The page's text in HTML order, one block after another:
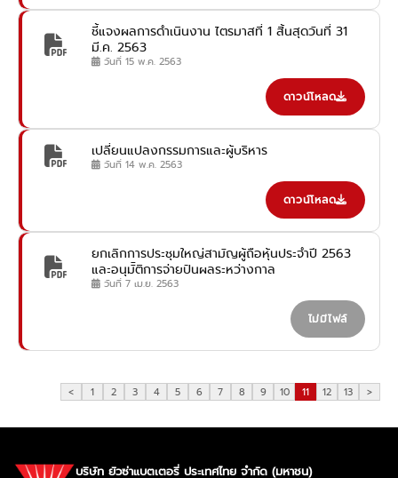
ชี้แจงผลการดำเนินงาน ไตรมาสที่ 1 สิ้นสุดวันที่ 31
มี.ค. 2563
วันที่ 15 พ.ค. 2563
ดาวน์โหลด
เปลี่ยนแปลงกรรมการและผู้บริหาร
วันที่ 14 พ.ค. 2563
ดาวน์โหลด
ยกเลิกการประชุมใหญ่สามัญผู้ถือหุ้นประจำปี 2563
และอนุมััติการจ่ายปันผลระหว่างกาล
วันที่ 7 เม.ย. 2563
ไม่มีไฟล์
< 1 2 3 4 5 6 7 8 9 10 11 12 13 >
บริษัท ยัวซ่าแบตเตอรี่ ประเทศไทย จำกัด (มหาชน)